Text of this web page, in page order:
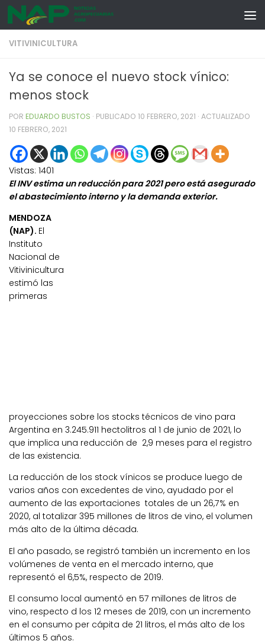
Skip to content
VITIVINICULTURA
Ya se conoce el nuevo stock vínico:
menos stock
POR EDUARDO BUSTOS · PUBLICADO 10 FEBRERO, 2021 · ACTUALIZADO
10 FEBRERO, 2021
Vistas: 1401
El INV estima un reducción para 2021 pero está asegurado
el abastecimiento interno y la demanda exterior.
MENDOZA
(NAP). El
Instituto
Nacional de
Vitivinicultura
estimó las
primeras
proyecciones sobre los stocks técnicos de vino para
Argentina en 3.245.911 hectolitros al 1 de junio de 2021, lo
que implica una reducción de 2,9 meses para el registro
de las existencia.
La reducción de los stock vínicos se produce luego de
varios años con excedentes de vino, ayudado por el
aumento de las exportaciones totales de un 26,7% en
2020, al totalizar 395 millones de litros de vino, el volumen
más alto de la última década.
El año pasado, se registró también un incremento en los
volúmenes de venta en el mercado interno, que
representó el 6,5%, respecto de 2019.
El consumo local aumentó en 57 millones de litros de
vino, respecto d los 12 meses de 2019, con un incremento
en el consumo per cápita de 21 litros, el más alto de los
últimos 5 años.